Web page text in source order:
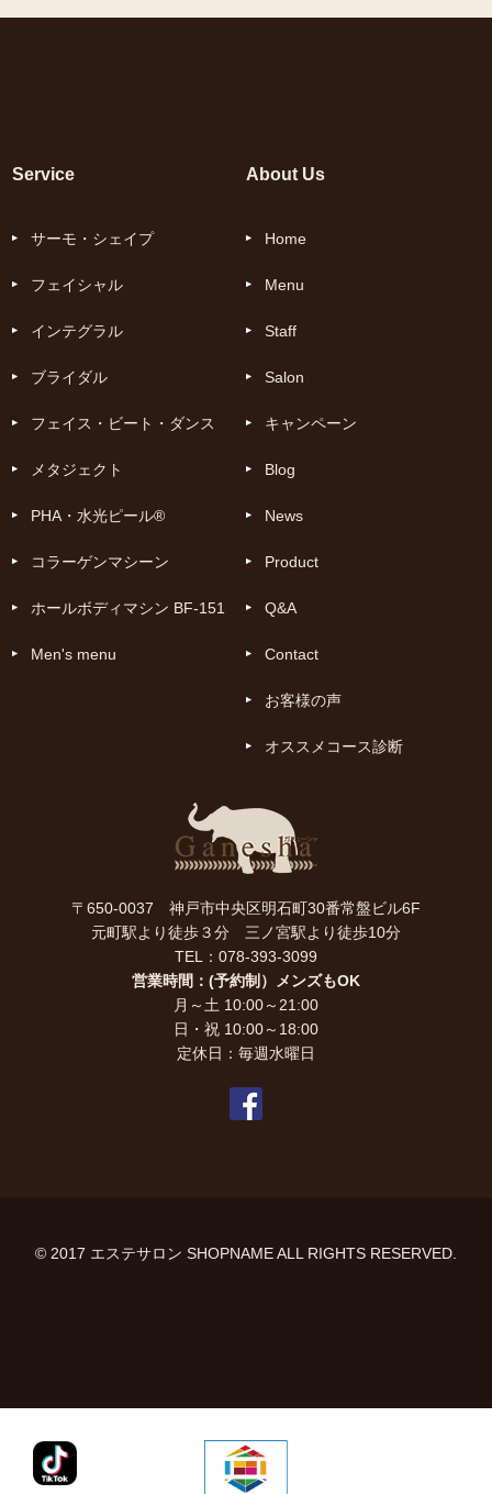
Service
サーモ・シェイプ
フェイシャル
インテグラル
ブライダル
フェイス・ビート・ダンス
メタジェクト
PHA・水光ピール®
コラーゲンマシーン
ホールボディマシン BF-151
Men's menu
About Us
Home
Menu
Staff
Salon
キャンペーン
Blog
News
Product
Q&A
Contact
お客様の声
オススメコース診断
〒650-0037 神戸市中央区明石町30番常盤ビル6F
元町駅より徒歩３分 三ノ宮駅より徒歩10分
TEL：078-393-3099
営業時間：(予約制）メンズもOK
月～土 10:00～21:00
日・祝 10:00～18:00
定休日：毎週水曜日
© 2017 エステサロン SHOPNAME ALL RIGHTS RESERVED.